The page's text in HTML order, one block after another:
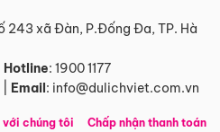
243 xã Đàn, P.Đống Đa, TP. Hà
Hotline: 1900 1177
Email: info@dulichviet.com.vn
với chúng tôi Chấp nhận thanh toán